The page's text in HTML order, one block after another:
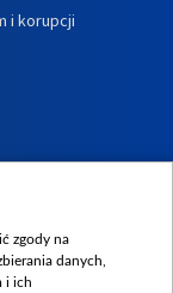
i korupcji
zgody na
danych,
i ich